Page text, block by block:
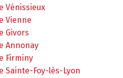
Vénissieux
Vienne
Givors
Annonay
Firminy
Sainte-Foy-lès-Lyon